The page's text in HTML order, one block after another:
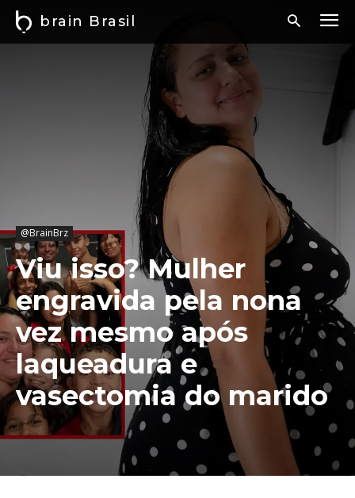
brain Brasil
@BrainBrz
Viu isso? Mulher
engravida pela nona
vez mesmo após
laqueadura e
vasectomia do marido